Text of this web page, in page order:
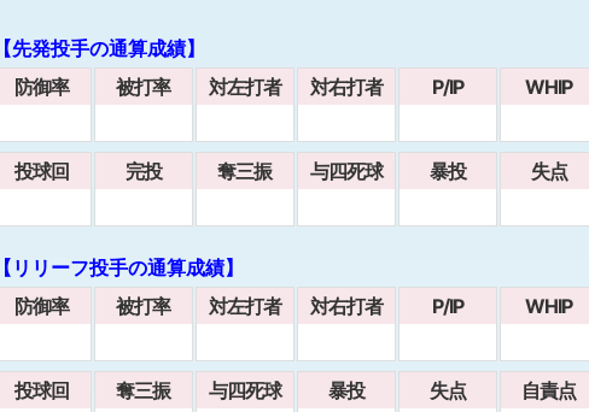
【先発投手の通算成績】
防御率
被打率 対左打者 対右打者 P/IP WHIP
投球回 完投 奪三振 与四死球 暴投 失点
【リリーフ投手の通算成績】
防御率
被打率 対左打者 対右打者 P/IP WHIP
投球回 奪三振 与四死球 暴投 失点 自責点